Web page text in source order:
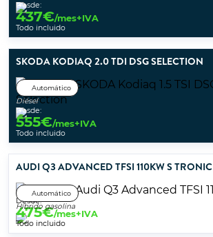
Desde:
437€/mes+IVA
Todo incluido
SKODA KODIAQ 2.0 TDI DSG SELECTION
Automático
Diésel
Desde:
555€/mes+IVA
Todo incluido
AUDI Q3 ADVANCED TFSI 110KW S TRONIC
Automático
Híbrido gasolina
Desde:
475€/mes+IVA
Todo incluido